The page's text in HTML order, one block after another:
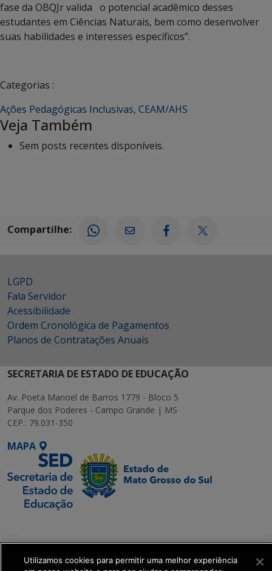
fase da OBQJr valida o potencial acadêmico desses
estudantes em Ciências Naturais, bem como desenvolver
suas habilidades e interesses específicos”.
Categorias :
Ações Pedagógicas Inclusivas, CEAM/AHS
Veja Também
Sem posts recentes disponíveis.
Compartilhe:
LGPD
Fala Servidor
Acessibilidade
Ordem Cronológica de Pagamentos
Planos de Contratações Anuais
SECRETARIA DE ESTADO DE EDUCAÇÃO
Av. Poeta Manoel de Barros 1779 - Bloco 5
Parque dos Poderes - Campo Grande | MS
CEP.: 79.031-350
MAPA
Executiva de
Transformação Digital
Utilizamos cookies para permitir uma melhor experiência